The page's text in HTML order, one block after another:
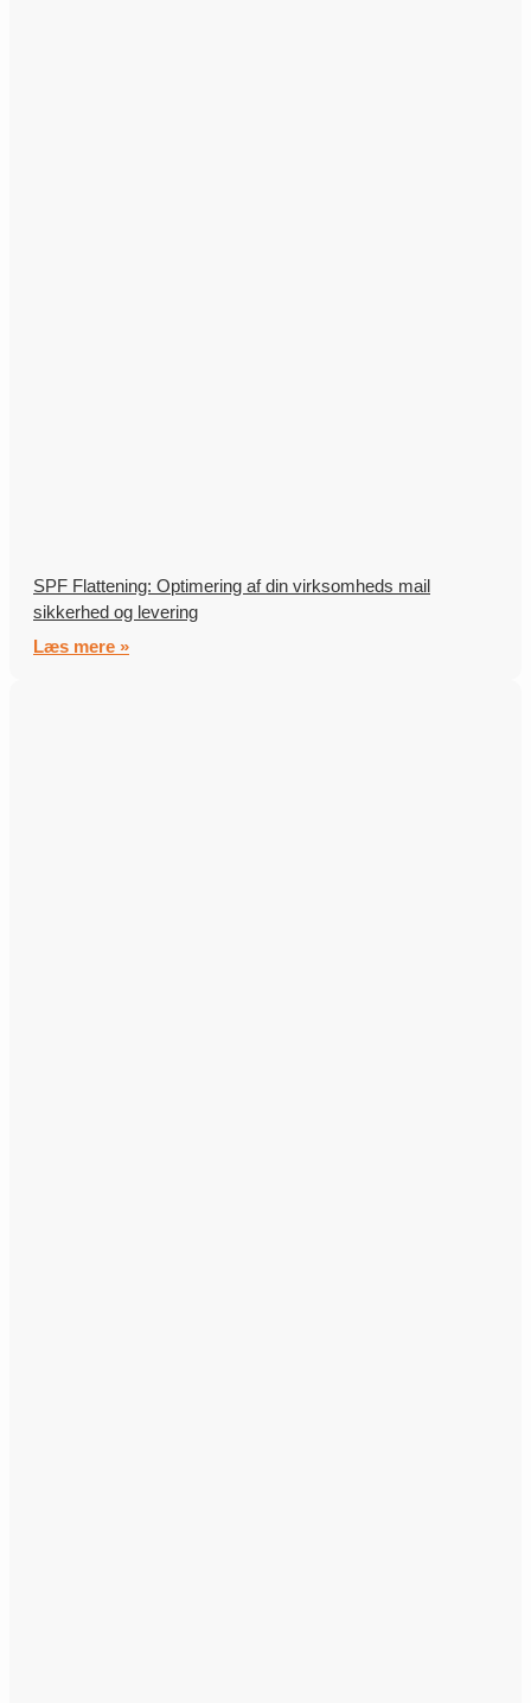
SPF Flattening: Optimering af din virksomheds mail
sikkerhed og levering
Læs mere »